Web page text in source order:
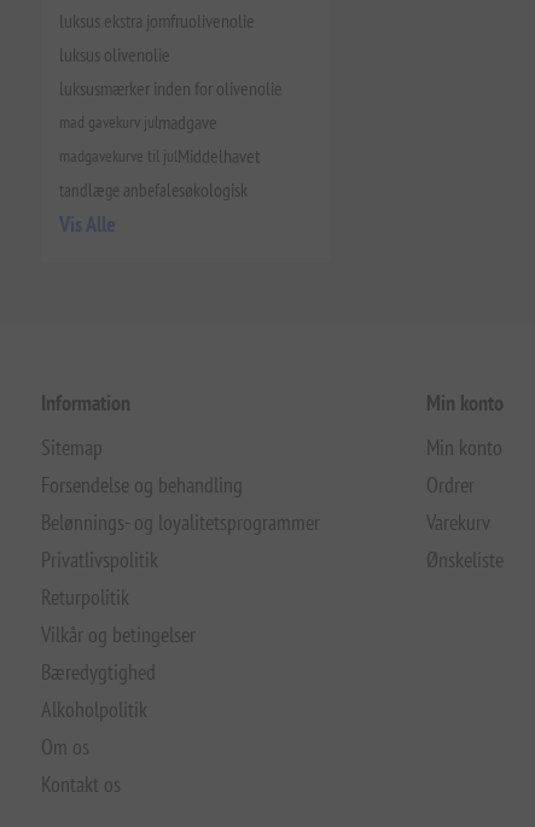
luksus ekstra jomfruolivenolie
luksus olivenolie
luksusmærker inden for olivenolie
mad gavekurv julmadgave
madgavekurve til julMiddelhavet
tandlæge anbefalesøkologisk
Vis Alle
Information
Sitemap
Forsendelse og behandling
Belønnings- og loyalitetsprogrammer
Privatlivspolitik
Returpolitik
Vilkår og betingelser
Bæredygtighed
Alkoholpolitik
Om os
Kontakt os
Min konto
Min konto
Ordrer
Varekurv
Ønskeliste